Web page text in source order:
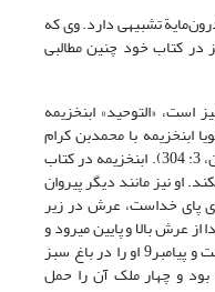
خلال (311ق) نیز درون‌مایة تشبیهی دارد. وی که
در کتاب خود چنین مطالبی
است، «التوحید» ابن‏خزیمه
گویا ابن‏خزیمه با محمدبن کرام
روابط تنگاتنگی داشته است (سبکی، همان، 3: 304). ابن‏خزیمه در کتاب
او نیز مانند دیگر پیروان
پای خداست، عرش در زیر
عرش بالا و پایین می‏رود و
به آسمان زمین می‏آید، بهشت خانه‌ی اوست و پیامبر9 او را در باغ سبز
و چهار ملک آن را حمل